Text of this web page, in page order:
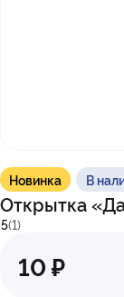
Новинка В
Открытка
5(1)
10 ₽